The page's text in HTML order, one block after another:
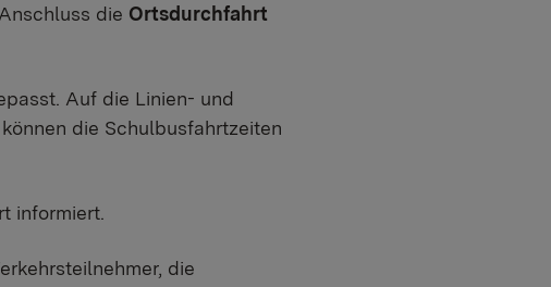
die Ortsdurchfahrt
Auf die Linien- und
die Schulbusfahrtzeiten
informiert.
die